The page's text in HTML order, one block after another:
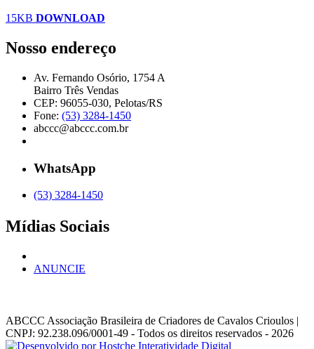
15KB DOWNLOAD
Nosso endereço
Av. Fernando Osório, 1754 A
Bairro Três Vendas
CEP: 96055-030, Pelotas/RS
Fone: (53) 3284-1450
abccc@abccc.com.br
WhatsApp
(53) 3284-1450
Mídias Sociais
ANUNCIE
ABCCC Associação Brasileira de Criadores de Cavalos Crioulos |
CNPJ: 92.238.096/0001-49 - Todos os direitos reservados - 2026